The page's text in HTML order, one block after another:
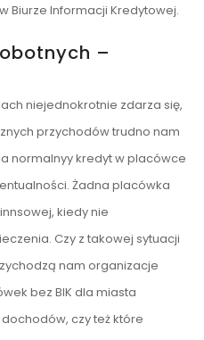
Biurze Informacji Kredytowej.
–
niejednokrotnie zdarza się,
przychodów trudno nam
normalnyy kredyt w placówce
Żadna placówka
kiedy nie
Czy z takowej sytuacji
nam organizacje
bez BIK dla miasta
czy też które